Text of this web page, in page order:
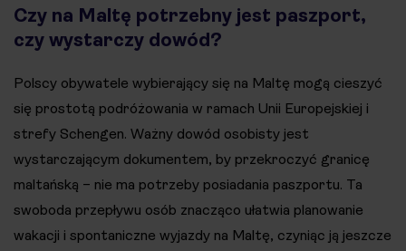
Czy na Maltę potrzebny jest paszport,
czy wystarczy dowód?
Polscy obywatele wybierający się na Maltę mogą cieszyć
się prostotą podróżowania w ramach Unii Europejskiej i
strefy Schengen. Ważny dowód osobisty jest
wystarczającym dokumentem, by przekroczyć granicę
maltańską – nie ma potrzeby posiadania paszportu. Ta
swoboda przepływu osób znacząco ułatwia planowanie
wakacji i spontaniczne wyjazdy na Maltę, czyniąc ją jeszcze